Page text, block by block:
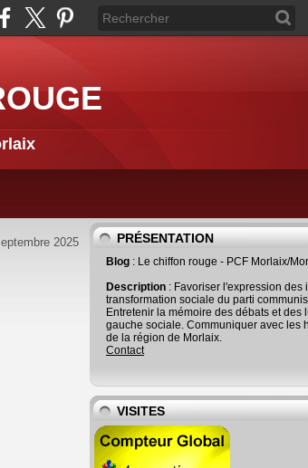
2025 PRÉSENTATION
Blog : Le chiffon rouge - PCF Morlaix/
Description : Favoriser l'expression des
transformation sociale du parti
Entretenir la mémoire des débats et des
gauche sociale. Communiquer avec les
de la région de Morlaix.
Contact
VISITES